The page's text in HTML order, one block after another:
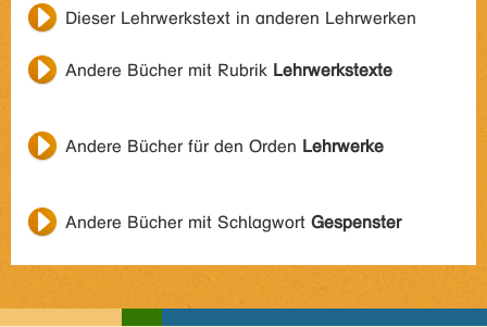
Dieser Lehrwerkstext in anderen Lehrwerken
Andere Bücher mit Rubrik Lehrwerkstexte
Andere Bücher für den Orden Lehrwerke
Andere Bücher mit Schlagwort Gespenster